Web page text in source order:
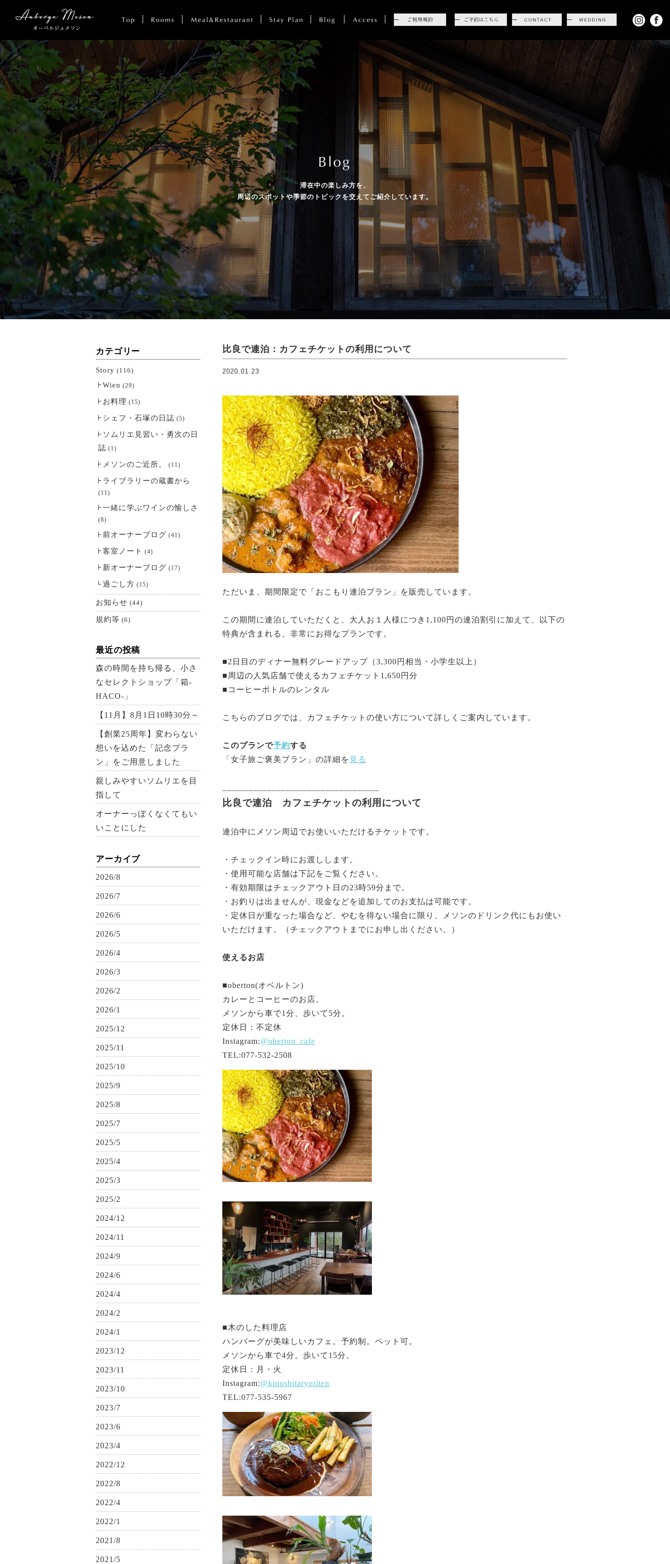
滞在中の楽しみ方を、
周辺のスポットや季節のトピックを交えてご紹介しています。
比良で連泊：カフェチケットの利用について
2020.01.23
ただいま、期間限定で「おこもり連泊プラン」を販売しています。
この期間に連泊していただくと、大人お１人様につき1,100円の連泊割引に加えて、以下の
特典が含まれる、非常にお得なプランです。
■2日目のディナー無料グレードアップ（3,300円相当・小学生以上）
■周辺の人気店舗で使えるカフェチケット1,650円分
■コーヒーボトルのレンタル
こちらのブログでは、カフェチケットの使い方について詳しくご案内しています。
このプランで予約する
「女子旅ご褒美プラン」の詳細を 見る
比良で連泊 カフェチケットの利用について
連泊中にメソン周辺でお使いいただけるチケットです。
・チェックイン時にお渡しします。
・使用可能な店舗は下記をご覧ください。
・有効期限はチェックアウト日の23時59分まで。
・お釣りは出ませんが、現金などを追加してのお支払は可能です。
・定休日が重なった場合など、やむを得ない場合に限り、メソンのドリンク代にもお使い
いただけます。（チェックアウトまでにお申し出ください。）
使えるお店
■oberton(オベルトン)
カレーとコーヒーのお店。
メソンから車で1分、歩いて5分。
定休日：不定休
Instagram:@oberton_cafe
TEL:077-532-2508
■木のした料理店
ハンバーグが美味しいカフェ。予約制。ペット可。
メソンから車で4分。歩いて15分。
定休日：月・火
Instagram:@kinoshitaryoriten
TEL:077-535-5967
カテゴリー
Story (116)
Wien (29)
お料理 (15)
シェフ・石塚の日誌 (5)
ソムリエ見習い・勇次の日
誌 (1)
メソンのご近所。 (11)
ライブラリーの蔵書から
(11)
一緒に学ぶワインの愉しさ
(8)
前オーナーブログ (41)
客室ノート (4)
新オーナーブログ (17)
過ごし方 (15)
お知らせ (44)
規約等 (6)
最近の投稿
森の時間を持ち帰る、小さ
なセレクトショップ「箱-
HACO-」
【11月】8月1日10時30分～
【創業25周年】変わらない
想いを込めた「記念プラ
ン」をご用意しました
親しみやすいソムリエを目
指して
オーナーっぽくなくてもい
いことにした
アーカイブ
2026/8
2026/7
2026/6
2026/5
2026/4
2026/3
2026/2
2026/1
2025/12
2025/11
2025/10
2025/9
2025/8
2025/7
2025/5
2025/4
2025/3
2025/2
2024/12
2024/11
2024/9
2024/6
2024/4
2024/2
2024/1
2023/12
2023/11
2023/10
2023/7
2023/6
2023/4
2022/12
2022/8
2022/4
2022/1
2021/8
2021/5